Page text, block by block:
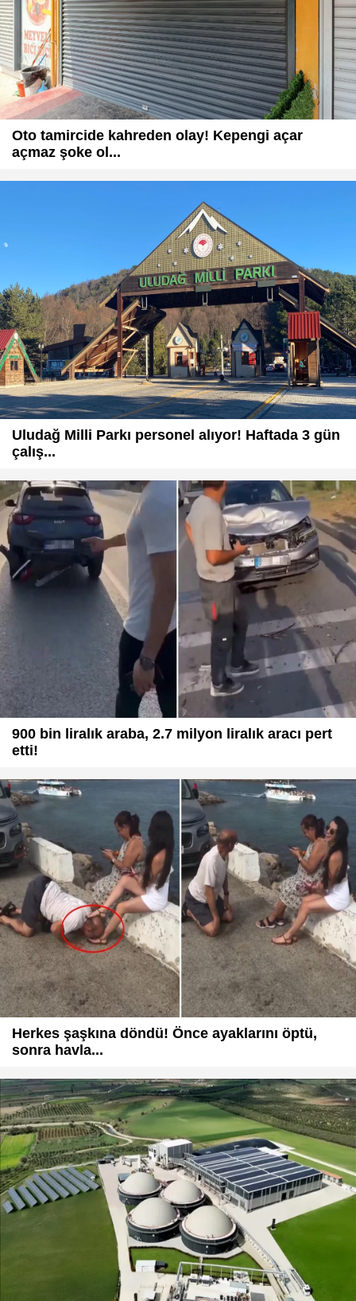
Oto tamircide kahreden olay! Kepengi açar
açmaz şoke ol...
Uludağ Milli Parkı personel alıyor! Haftada 3 gün
çalış...
900 bin liralık araba, 2.7 milyon liralık aracı pert
etti!
Herkes şaşkına döndü! Önce ayaklarını öptü,
sonra havla...